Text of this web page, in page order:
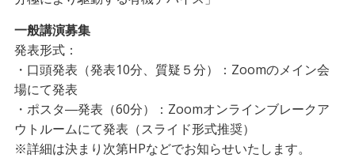
一般講演募集
発表形式：
・口頭発表（発表10分、質疑５分）：Zoomのメイン会
場にて発表
・ポスタ―発表（60分）：Zoomオンラインブレークア
ウトルームにて発表（スライド形式推奨）
※詳細は決まり次第HPなどでお知らせいたします。